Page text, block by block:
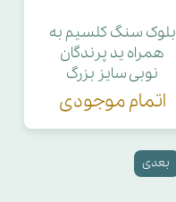
بلوک سنگ کلسیم به
همراه ید پرندگان
نوبی سایز بزرگ
اتمام موجودی
بعدی